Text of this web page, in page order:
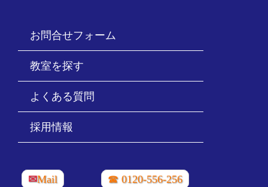
お問合せフォーム
教室を探す
よくある質問
採用情報
✉Mail ☎ 0120-556-256